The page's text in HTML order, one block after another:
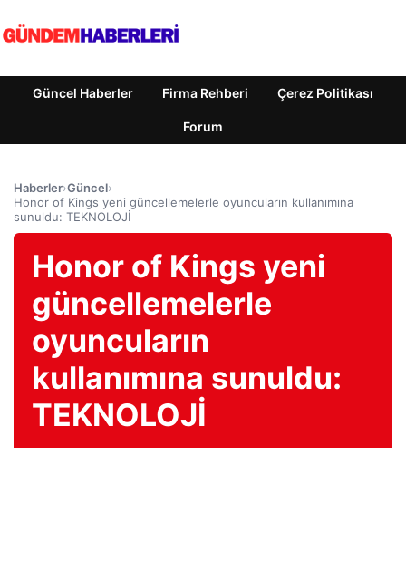
Güncel Haberler Firma Rehberi Çerez Politikası
Forum
Haberler›Güncel›
Honor of Kings yeni güncellemelerle oyuncuların kullanımına
sunuldu: TEKNOLOJİ
Honor of Kings yeni
güncellemelerle
oyuncuların
kullanımına sunuldu:
TEKNOLOJİ